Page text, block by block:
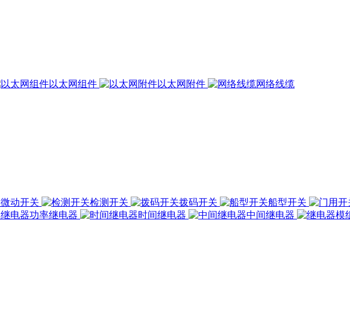
以太网组件 以太网附件 网络线缆
微动开关 检测开关 拨码开关 船型开关
功率继电器 时间继电器 中间继电器